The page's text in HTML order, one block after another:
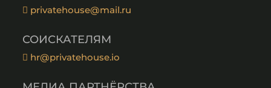
privatehouse@mail.ru
СОИСКАТЕЛЯМ
hr@privatehouse.io